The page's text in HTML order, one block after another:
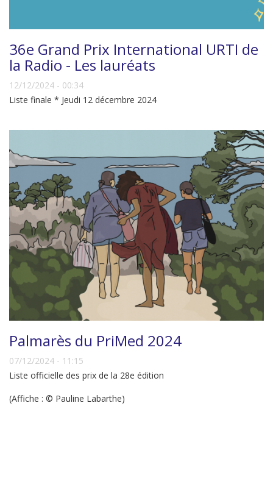
36e Grand Prix International URTI de
la Radio - Les lauréats
12/12/2024 - 00:34
Liste finale * Jeudi 12 décembre 2024
Palmarès du PriMed 2024
07/12/2024 - 11:15
Liste officielle des prix de la 28e édition
(Affiche : © Pauline Labarthe)